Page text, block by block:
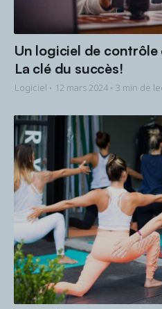
Un logiciel de contrôle
La clé du succès!
Logiciel • 12 mars 2024 • 3 min de